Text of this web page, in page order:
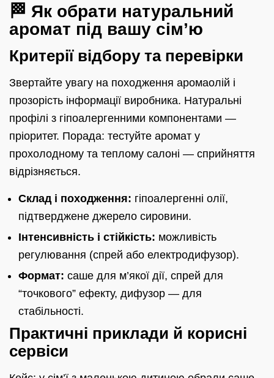
🏁 Як обрати натуральний
аромат під вашу сім’ю
Критерії відбору та перевірки
Звертайте увагу на походження аромаолій і
прозорість інформації виробника. Натуральні
профілі з гіпоалергенними компонентами —
пріоритет. Порада: тестуйте аромат у
прохолодному та теплому салоні — сприйняття
відрізняється.
Склад і походження: гіпоалергенні олії,
підтверджене джерело сировини.
Інтенсивність і стійкість: можливість
регулювання (спрей або електродифузор).
Формат: саше для м’якої дії, спрей для
“точкового” ефекту, дифузор — для
стабільності.
Практичні приклади й корисні
сервіси